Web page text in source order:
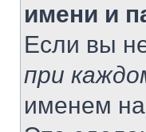
имени и
Если вы
при
именем